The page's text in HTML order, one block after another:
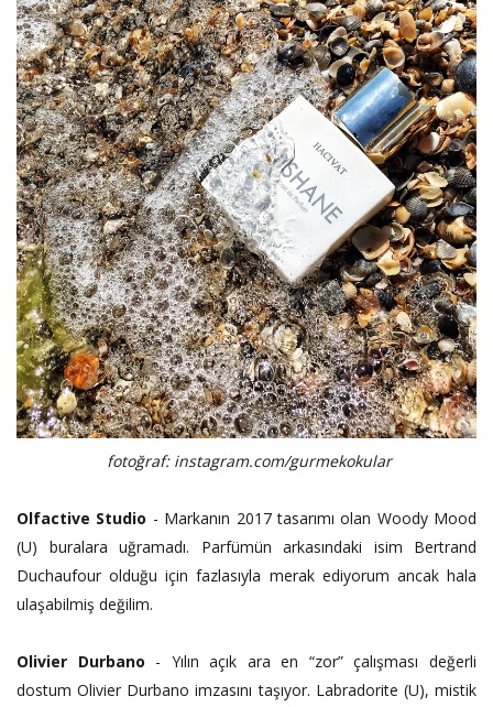
fotoğraf: instagram.com/gurmekokular
Olfactive Studio - Markanın 2017 tasarımı olan Woody Mood
(U) buralara uğramadı. Parfümün arkasındaki isim Bertrand
Duchaufour olduğu için fazlasıyla merak ediyorum ancak hala
ulaşabilmiş değilim.
Olivier Durbano - Yılın açık ara en “zor” çalışması değerli
dostum Olivier Durbano imzasını taşıyor. Labradorite (U), mistik